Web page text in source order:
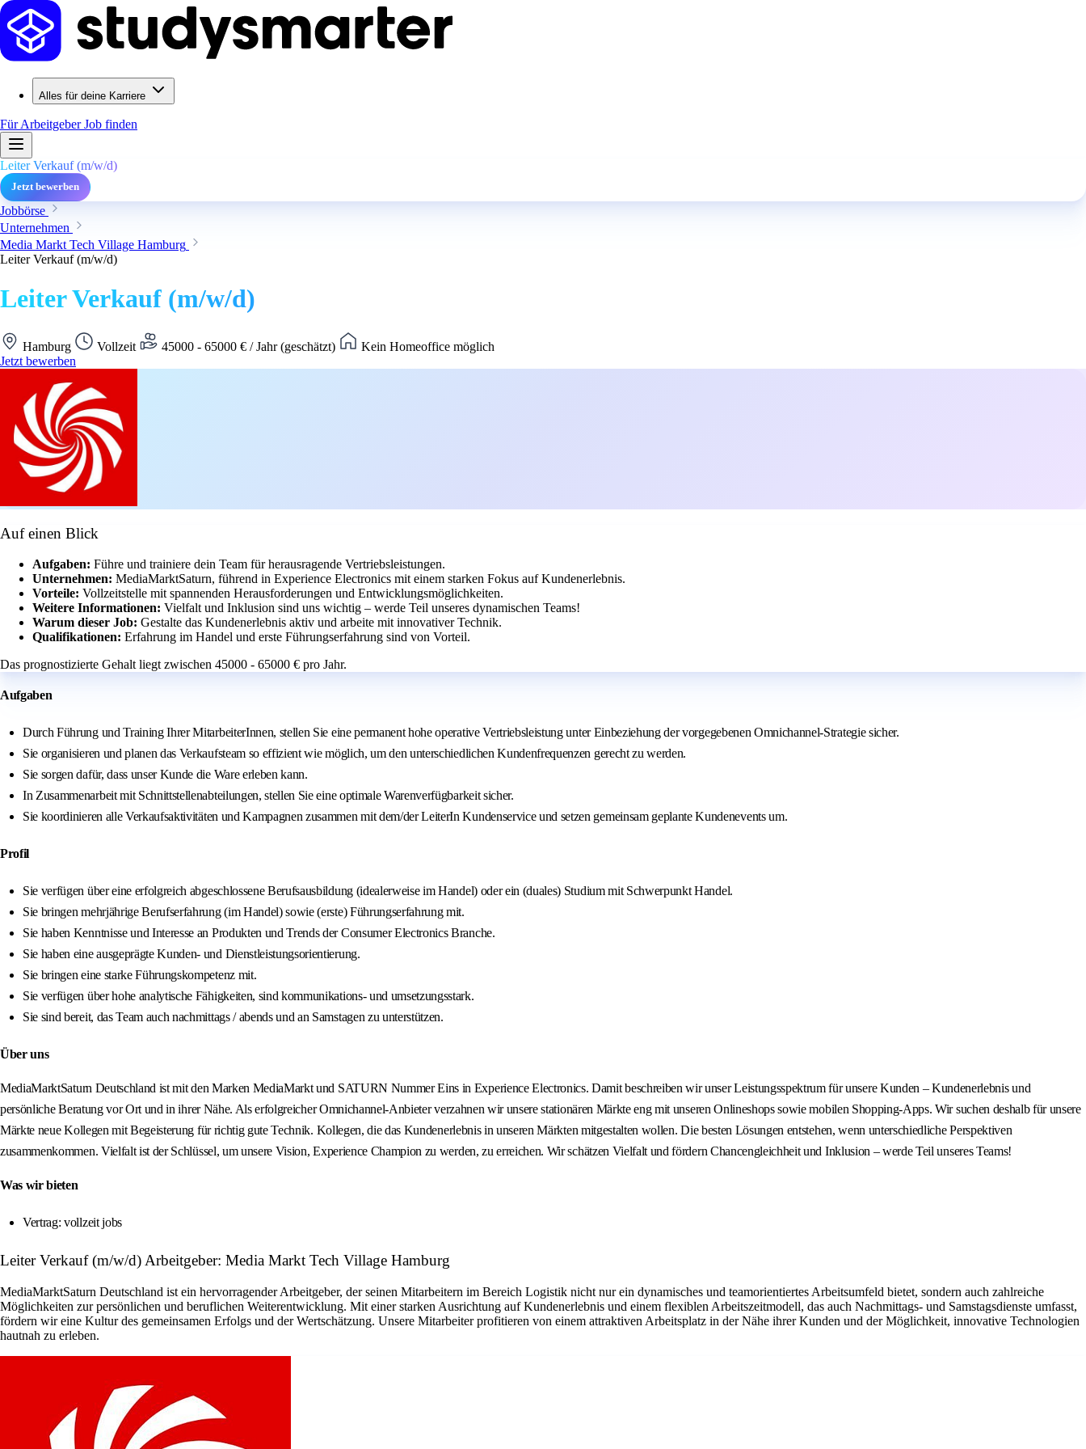
Alles für deine Karriere
Für ArbeitgeberJob finden
Leiter Verkauf (m/w/d)
Jetzt bewerben
Jobbörse
Unternehmen
Media Markt Tech Village Hamburg
Leiter Verkauf (m/w/d)
Leiter Verkauf (m/w/d)
Hamburg Vollzeit 45000 - 65000 € / Jahr (geschätzt)
Kein Homeoffice möglich
Jetzt bewerben
Auf einen Blick
Aufgaben: Führe und trainiere dein Team für herausragende Vertriebsleistungen.
Unternehmen: MediaMarktSaturn, führend in Experience Electronics mit einem starken Fokus auf Kundenerlebnis.
Vorteile: Vollzeitstelle mit spannenden Herausforderungen und Entwicklungsmöglichkeiten.
Weitere Informationen: Vielfalt und Inklusion sind uns wichtig – werde Teil unseres dynamischen Teams!
Warum dieser Job: Gestalte das Kundenerlebnis aktiv und arbeite mit innovativer Technik.
Qualifikationen: Erfahrung im Handel und erste Führungserfahrung sind von Vorteil.
Das prognostizierte Gehalt liegt zwischen 45000 - 65000 € pro Jahr.
Aufgaben
Durch Führung und Training Ihrer MitarbeiterInnen, stellen Sie eine permanent hohe operative Vertriebsleistung unter Einbeziehung der vorgegebenen Omnichannel-Strategie sicher.
Sie organisieren und planen das Verkaufsteam so effizient wie möglich, um den unterschiedlichen Kundenfrequenzen gerecht zu werden.
Sie sorgen dafür, dass unser Kunde die Ware erleben kann.
In Zusammenarbeit mit Schnittstellenabteilungen, stellen Sie eine optimale Warenverfügbarkeit sicher.
Sie koordinieren alle Verkaufsaktivitäten und Kampagnen zusammen mit dem/der LeiterIn Kundenservice und setzen gemeinsam geplante Kundenevents um.
Profil
Sie verfügen über eine erfolgreich abgeschlossene Berufsausbildung (idealerweise im Handel) oder ein (duales) Studium mit Schwerpunkt Handel.
Sie bringen mehrjährige Berufserfahrung (im Handel) sowie (erste) Führungserfahrung mit.
Sie haben Kenntnisse und Interesse an Produkten und Trends der Consumer Electronics Branche.
Sie haben eine ausgeprägte Kunden- und Dienstleistungsorientierung.
Sie bringen eine starke Führungskompetenz mit.
Sie verfügen über hohe analytische Fähigkeiten, sind kommunikations- und umsetzungsstark.
Sie sind bereit, das Team auch nachmittags / abends und an Samstagen zu unterstützen.
Über uns
MediaMarktSaturn Deutschland ist mit den Marken MediaMarkt und SATURN Nummer Eins in Experience Electronics. Damit beschreiben wir unser Leistungsspektrum für unsere Kunden – Kundenerlebnis und
persönliche Beratung vor Ort und in ihrer Nähe. Als erfolgreicher Omnichannel-Anbieter verzahnen wir unsere stationären Märkte eng mit unseren Onlineshops sowie mobilen Shopping-Apps. Wir suchen deshalb für unsere
Märkte neue Kollegen mit Begeisterung für richtig gute Technik. Kollegen, die das Kundenerlebnis in unseren Märkten mitgestalten wollen. Die besten Lösungen entstehen, wenn unterschiedliche Perspektiven
zusammenkommen. Vielfalt ist der Schlüssel, um unsere Vision, Experience Champion zu werden, zu erreichen. Wir schätzen Vielfalt und fördern Chancengleichheit und Inklusion – werde Teil unseres Teams!
Was wir bieten
Vertrag: vollzeit jobs
Leiter Verkauf (m/w/d) Arbeitgeber: Media Markt Tech Village Hamburg
MediaMarktSaturn Deutschland ist ein hervorragender Arbeitgeber, der seinen Mitarbeitern im Bereich Logistik nicht nur ein dynamisches und teamorientiertes Arbeitsumfeld bietet, sondern auch zahlreiche
Möglichkeiten zur persönlichen und beruflichen Weiterentwicklung. Mit einer starken Ausrichtung auf Kundenerlebnis und einem flexiblen Arbeitszeitmodell, das auch Nachmittags- und Samstagsdienste umfasst,
fördern wir eine Kultur des gemeinsamen Erfolgs und der Wertschätzung. Unsere Mitarbeiter profitieren von einem attraktiven Arbeitsplatz in der Nähe ihrer Kunden und der Möglichkeit, innovative Technologien
hautnah zu erleben.